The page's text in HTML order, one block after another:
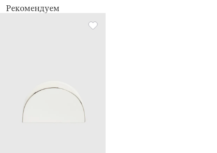
Рекомендуем